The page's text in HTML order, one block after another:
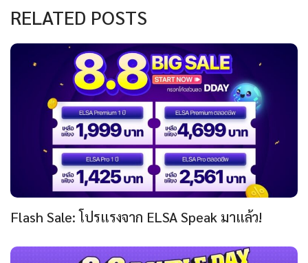
RELATED POSTS
Flash Sale: โปรแรงจาก ELSA Speak มาแล้ว!